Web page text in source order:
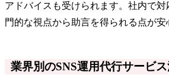
アドバイスも受けられます。社内で
門的な視点から助言を得られる点が安
業界別のSNS運用代行サービ